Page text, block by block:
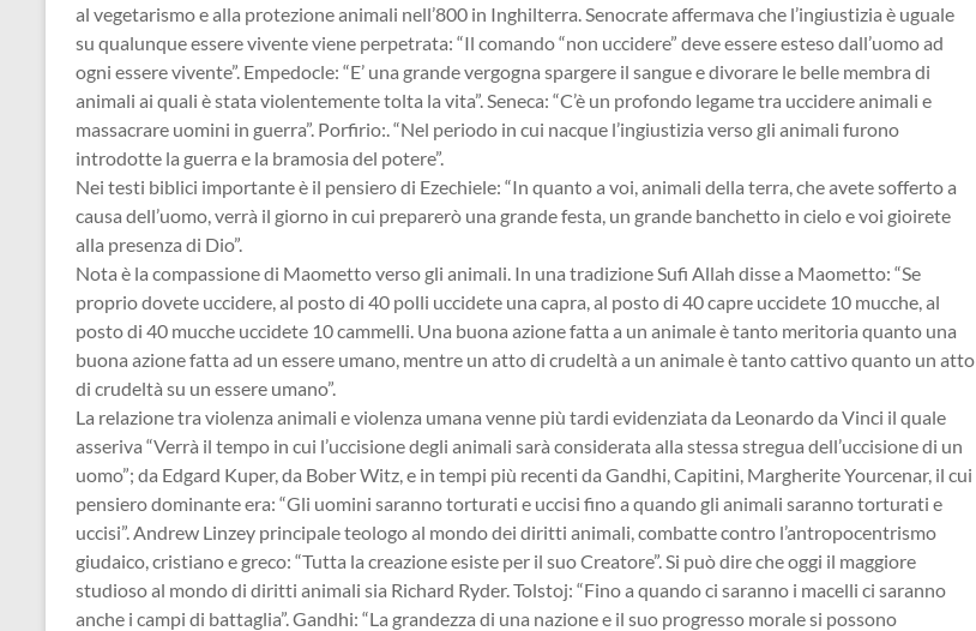
al vegetarismo e alla protezione animali nell’800 in Inghilterra. Senocrate affermava che l’ingiustizia è uguale
su qualunque essere vivente viene perpetrata: “Il comando “non uccidere” deve essere esteso dall’uomo ad
ogni essere vivente”. Empedocle: “E’ una grande vergogna spargere il sangue e divorare le belle membra di
animali ai quali è stata violentemente tolta la vita”. Seneca: “C’è un profondo legame tra uccidere animali e
massacrare uomini in guerra”. Porfirio:. “Nel periodo in cui nacque l’ingiustizia verso gli animali furono
introdotte la guerra e la bramosia del potere”.
Nei testi biblici importante è il pensiero di Ezechiele: “In quanto a voi, animali della terra, che avete sofferto a
causa dell’uomo, verrà il giorno in cui preparerò una grande festa, un grande banchetto in cielo e voi gioirete
alla presenza di Dio”.
Nota è la compassione di Maometto verso gli animali. In una tradizione Sufi Allah disse a Maometto: “Se
proprio dovete uccidere, al posto di 40 polli uccidete una capra, al posto di 40 capre uccidete 10 mucche, al
posto di 40 mucche uccidete 10 cammelli. Una buona azione fatta a un animale è tanto meritoria quanto una
buona azione fatta ad un essere umano, mentre un atto di crudeltà a un animale è tanto cattivo quanto un atto
di crudeltà su un essere umano”.
La relazione tra violenza animali e violenza umana venne più tardi evidenziata da Leonardo da Vinci il quale
asseriva “Verrà il tempo in cui l’uccisione degli animali sarà considerata alla stessa stregua dell’uccisione di un
uomo”; da Edgard Kuper, da Bober Witz, e in tempi più recenti da Gandhi, Capitini, Margherite Yourcenar, il cui
pensiero dominante era: “Gli uomini saranno torturati e uccisi fino a quando gli animali saranno torturati e
uccisi”. Andrew Linzey principale teologo al mondo dei diritti animali, combatte contro l’antropocentrismo
giudaico, cristiano e greco: “Tutta la creazione esiste per il suo Creatore”. Si può dire che oggi il maggiore
studioso al mondo di diritti animali sia Richard Ryder. Tolstoj: “Fino a quando ci saranno i macelli ci saranno
anche i campi di battaglia”. Gandhi: “La grandezza di una nazione e il suo progresso morale si possono